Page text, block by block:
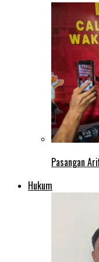
Pasangan
Hukum